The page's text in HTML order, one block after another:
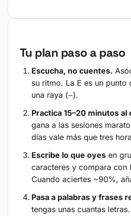
Tu plan paso a paso
Escucha, no cuentes.
su ritmo. La E es un punto
una raya (−).
Practica 15–20 minutos al
gana a las sesiones
días vale más que tres
Escribe lo que oyes en
caracteres y compara con
Cuando aciertes ~90%,
Pasa a palabras y frases
tengas unas cuantas